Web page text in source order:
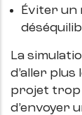
Éviter un
La
d’aller plus
projet trop
d’envoyer